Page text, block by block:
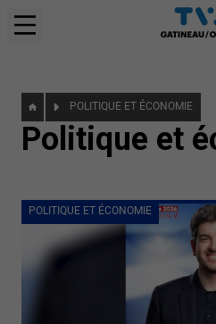
POLITIQUE ET ÉCONOMIE
Politique et
POLITIQUE ET ÉCONOMIE